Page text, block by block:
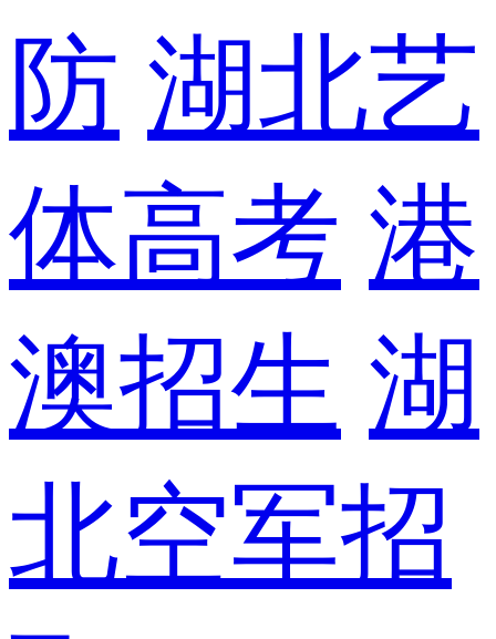
防 湖北艺
体高考 港
澳招生 湖
北空军招